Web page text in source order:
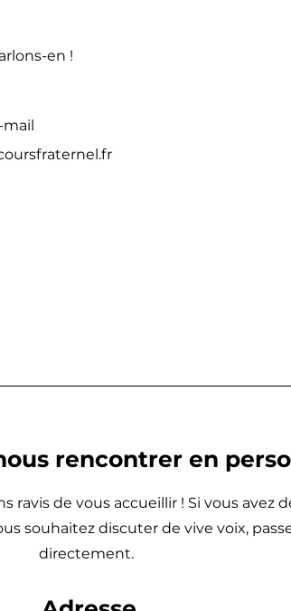
en !
mail
rencontrer en
ravis de vous accueillir ! Si vous avez
souhaitez discuter de vive voix,
directement.